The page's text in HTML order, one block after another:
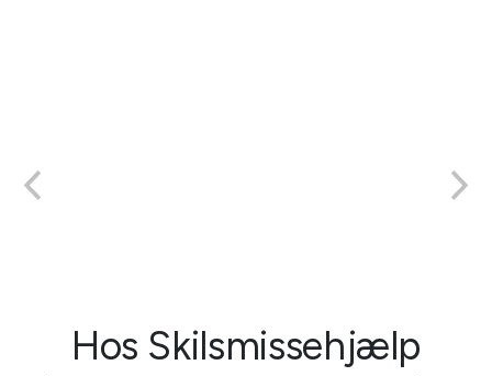
Hos Skilsmissehjælp